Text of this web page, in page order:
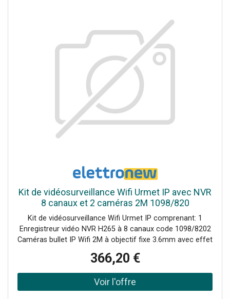
Kit de vidéosurveillance Wifi Urmet IP avec NVR
8 canaux et 2 caméras 2M 1098/820
Kit de vidéosurveillance Wifi Urmet IP comprenant: 1
Enregistreur vidéo NVR H265 à 8 canaux code 1098/8202
Caméras bullet IP Wifi 2M à objectif fixe 3.6mm avec effet
pour NVR1 souris1 CD Le kit Wi-Fi 1098/820 permet
d'afficher jusqu'à 8 caméras sans fil 1099/218. La gestion
et la lecture des images en direct peuvent se faire
localement ou à distance via l'application iUVSpro et/ou le
366,20 €